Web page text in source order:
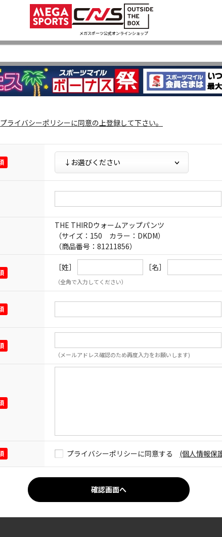
メガスポーツ公式オンラインショップ
プライバシーポリシーに同意の上登録して下さい。
THE THIRDウォームアップパンツ
（サイズ：150 カラー：DKDM）
（商品番号：81211856）
［姓］ ［名］
（全角で入力してください）
（メールアドレス確認のため再度入力をお願いします)
プライバシーポリシーに同意する (個人情報保